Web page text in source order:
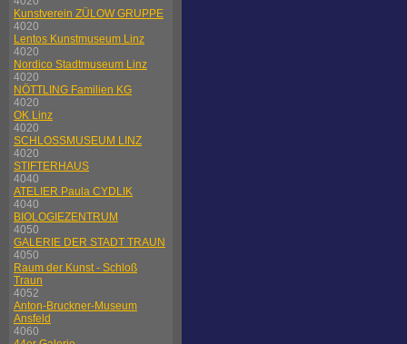
Kunstverein ZÜLOW GRUPPE
4020
Lentos Kunstmuseum Linz
4020
Nordico Stadtmuseum Linz
4020
NÖTTLING Familien KG
4020
OK Linz
4020
SCHLOSSMUSEUM LINZ
4020
STIFTERHAUS
4040
ATELIER Paula CYDLIK
4040
BIOLOGIEZENTRUM
4050
GALERIE DER STADT TRAUN
4050
Raum der Kunst - Schloß
Traun
4052
Anton-Bruckner-Museum
Ansfeld
4060